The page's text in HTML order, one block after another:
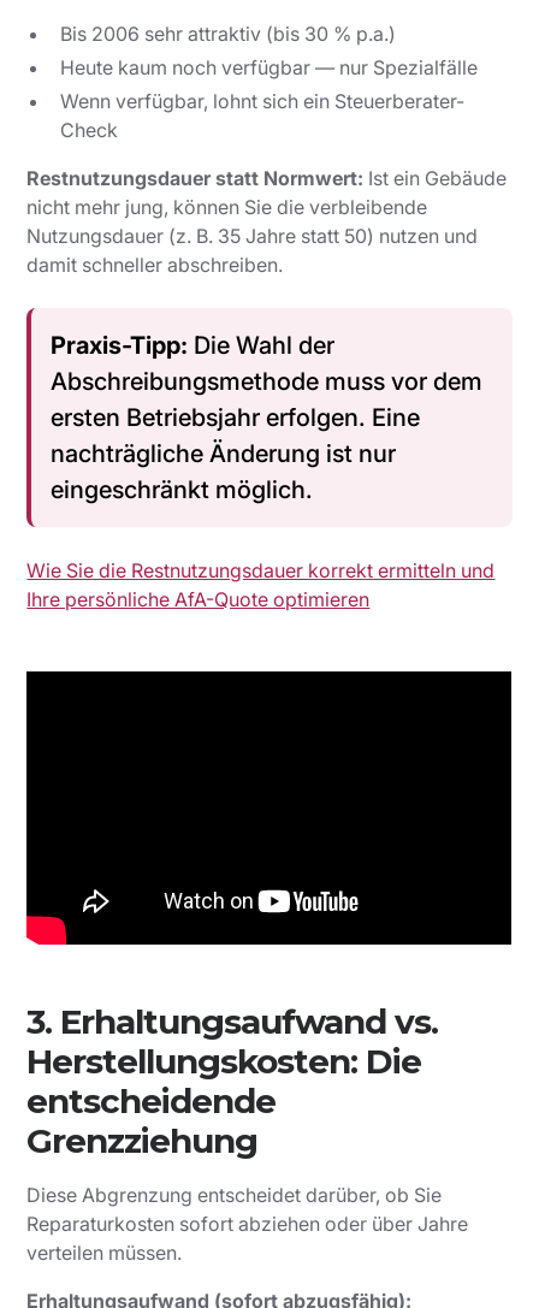
Bis 2006 sehr attraktiv (bis 30 % p.a.)
Heute kaum noch verfügbar — nur Spezialfälle
Wenn verfügbar, lohnt sich ein Steuerberater-
Check
Restnutzungsdauer statt Normwert: Ist ein Gebäude
nicht mehr jung, können Sie die verbleibende
Nutzungsdauer (z. B. 35 Jahre statt 50) nutzen und
damit schneller abschreiben.
Praxis-Tipp: Die Wahl der
Abschreibungsmethode mussvor dem
ersten Betriebsjahr erfolgen. Eine
nachträgliche Änderung ist nur
eingeschränkt möglich.
Wie Sie die Restnutzungsdauer korrekt ermitteln und
Ihre persönliche AfA-Quote optimieren
3. Erhaltungsaufwand vs.
Herstellungskosten: Die
entscheidende
Grenzziehung
Diese Abgrenzung entscheidet darüber, ob Sie
Reparaturkosten sofort abziehen oder über Jahre
verteilen müssen.
Erhaltungsaufwand (sofort abzugsfähig):